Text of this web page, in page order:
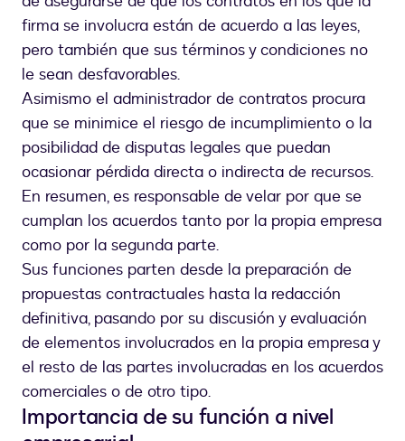
firma se involucra están de acuerdo a las leyes,
pero también que sus términos y condiciones no
le sean desfavorables.
Asimismo el administrador de contratos procura
que se minimice el riesgo de incumplimiento o la
posibilidad de disputas legales que puedan
ocasionar pérdida directa o indirecta de recursos.
En resumen, es responsable de velar por que se
cumplan los acuerdos tanto por la propia empresa
como por la segunda parte.
Sus funciones parten desde la preparación de
propuestas contractuales hasta la redacción
definitiva, pasando por su discusión y evaluación
de elementos involucrados en la propia empresa y
el resto de las partes involucradas en los acuerdos
comerciales o de otro tipo.
Importancia de su función a nivel